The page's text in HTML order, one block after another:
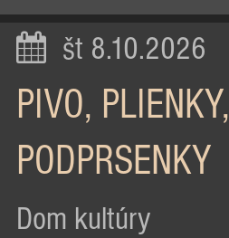
št 8.10.2026
PIVO, PLIENKY,
PODPRSENKY
Dom kultúry